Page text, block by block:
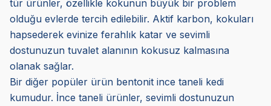
tür ürünler, özellikle kokunun büyük bir problem
olduğu evlerde tercih edilebilir. Aktif karbon, kokuları
hapsederek evinize ferahlık katar ve sevimli
dostunuzun tuvalet alanının kokusuz kalmasına
olanak sağlar.
Bir diğer popüler ürün bentonit ince taneli kedi
kumudur. İnce taneli ürünler, sevimli dostunuzun